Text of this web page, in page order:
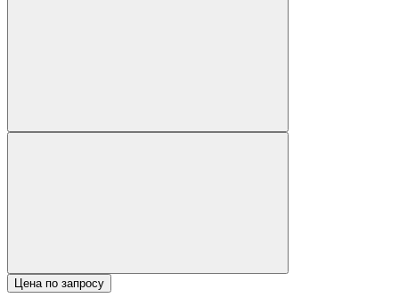
Цена по запросу